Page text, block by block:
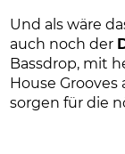
Und als wäre
auch noch der
Bassdrop, mit
House Grooves
sorgen für die